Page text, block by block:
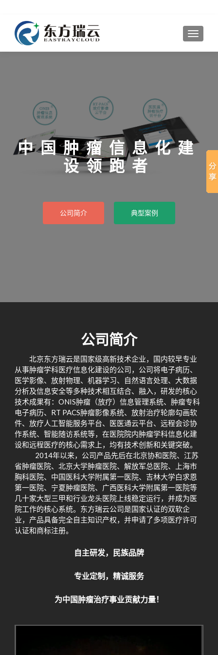
切换导
中国肿瘤信息化建
设领跑者
公司简介 典型案例
公司简介
北京东方瑞云是国家级高新技术企业，国内较早专业
从事肿瘤学科医疗信息化建设的公司，公司将电子病历、
医学影像、放射物理、机器学习、自然语言处理、大数据
分析及信息安全等多种技术相互结合、融入，研发的核心
技术成果有：ONIS肿瘤（放疗）信息管理系统、肿瘤专科
电子病历、RT PACS肿瘤影像系统、放射治疗轮廓勾画软
件、放疗人工智能服务平台、医医通云平台、远程会诊协
作系统、智能随访系统等，在医院院内肿瘤学科信息化建
设和远程医疗的核心需求上，均有技术创新和关键突破。
2014年以来，公司产品先后在北京协和医院、江苏
省肿瘤医院、北京大学肿瘤医院、解放军总医院、上海市
胸科医院、中国医科大学附属第一医院、吉林大学白求恩
第一医院、宁夏肿瘤医院、广西医科大学附属第一医院等
几十家大型三甲和行业龙头医院上线稳定运行，并成为医
院工作的核心系统。东方瑞云公司是国家认证的双软企
业，产品具备完全自主知识产权，并申请了多项医疗许可
认证和商标注册。
自主研发，民族品牌
专业定制，精诚服务
为中国肿瘤治疗事业贡献力量！